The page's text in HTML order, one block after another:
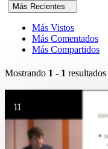
Más Recientes
Más Vistos
Más Comentados
Más Compartidos
Mostrando 1 - 1 resultados
11